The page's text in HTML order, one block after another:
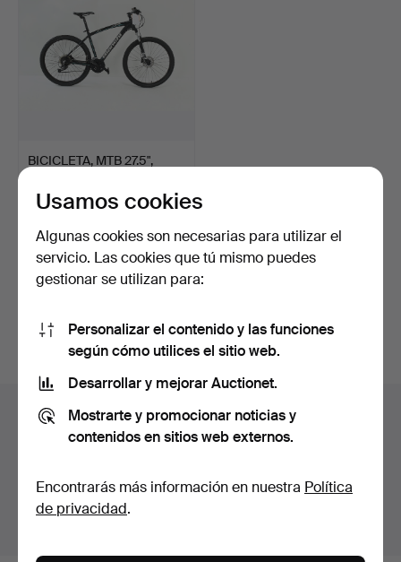
BICICLETA, MTB 27.5",
9 días
74 USD
Suscribir búsqueda
También puedes buscar ennuestro archivo de
subastas concluidas .
Lotes en Suecia
Estás viendo únicamente los lotes en Suecia.
para todas nuestras piezas.
Usamos cookies
Algunas cookies son necesarias para utilizar el
servicio. Las cookies que tú mismo puedes
gestionar se utilizan para:
Personalizar el contenido y las funciones
según cómo utilices el sitio web.
Desarrollar y mejorar Auctionet.
Mostrarte y promocionar noticias y
contenidos en sitios web externos.
Encontrarás más información en nuestra Política
de privacidad.